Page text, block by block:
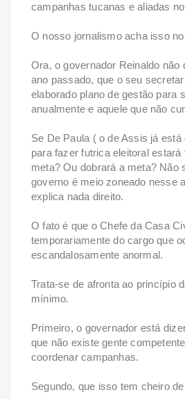
campanhas tucanas e aliadas
O nosso jornalismo acha isso
Ora, o governador Reinaldo não
ano passado, que o seu
elaborado plano de gestão para
anualmente e aquele que não
Se De Paula ( o de Assis já
para fazer futrica eleitoral estará
meta? Ou dobrará a meta? Não
governo é meio zoneado nesse
explica nada direito.
O fato é que o Chefe da Casa
temporariamente do cargo que
escandalosamente anormal.
Trata-se de afronta ao princípio
mínimo.
Primeiro, o governador está
que não existe gente
coordenar campanhas.
Segundo, que isso tem cheiro